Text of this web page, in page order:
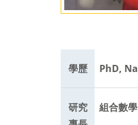
學歷 PhD,
研究
組合數學